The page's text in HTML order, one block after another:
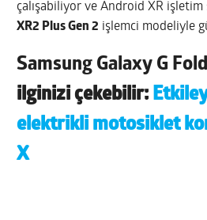
çalışabiliyor ve Android XR
XR2 Plus Gen 2 işlemci modeliyle
Samsung Galaxy G Fold
ilginizi çekebilir:
elektrikli motosiklet
X